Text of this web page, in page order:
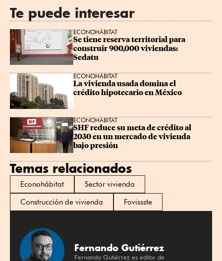
Te puede interesar
ECONOHÁBITAT
Se tiene reserva territorial para
construir 900,000 viviendas:
Sedatu
ECONOHÁBITAT
La vivienda usada domina el
crédito hipotecario en México
ECONOHÁBITAT
SHF reduce su meta de crédito al
2030 en un mercado de vivienda
bajo presión
Temas relacionados
Econohábitat
Sector vivienda
Construcción de vivienda
Fovissste
Fernando Gutiérrez
Fernando Gutiérrez es editor de